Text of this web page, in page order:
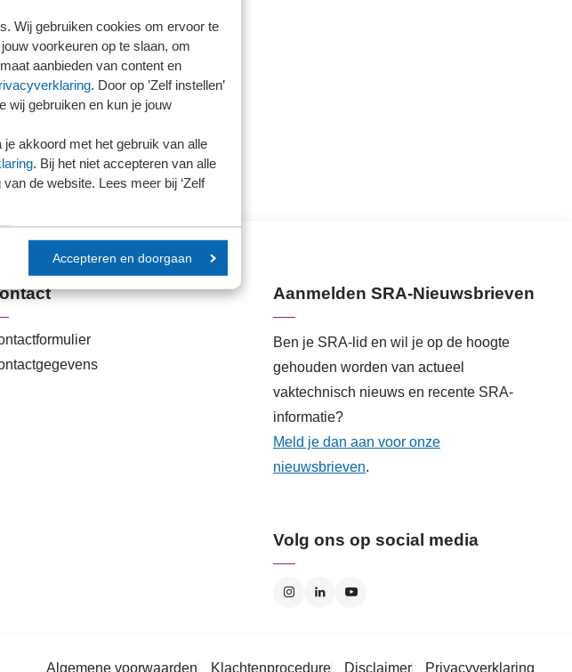
Wij gebruiken cookies om ervoor te
voorkeuren op te slaan, om
aanbieden van content en
. Door op ’Zelf instellen’
wij gebruiken en kun je jouw
je akkoord met het gebruik van alle
. Bij het niet accepteren van alle
de website. Lees meer bij ‘Zelf
Accepteren en doorgaan
van SRA
Aanmelden SRA-Nieuwsbrieven
Ben je SRA-lid en wil je op de hoogte
gehouden worden van actueel
vaktechnisch nieuws en recente SRA-
informatie?
Meld je dan aan voor onze
nieuwsbrieven.
Volg ons op social media
Algemene voorwaarden Klachtenprocedure Disclaimer Privacyverklaring